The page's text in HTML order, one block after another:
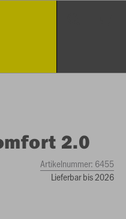
2.0
Artikelnummer: 6455
Lieferbar bis 2026